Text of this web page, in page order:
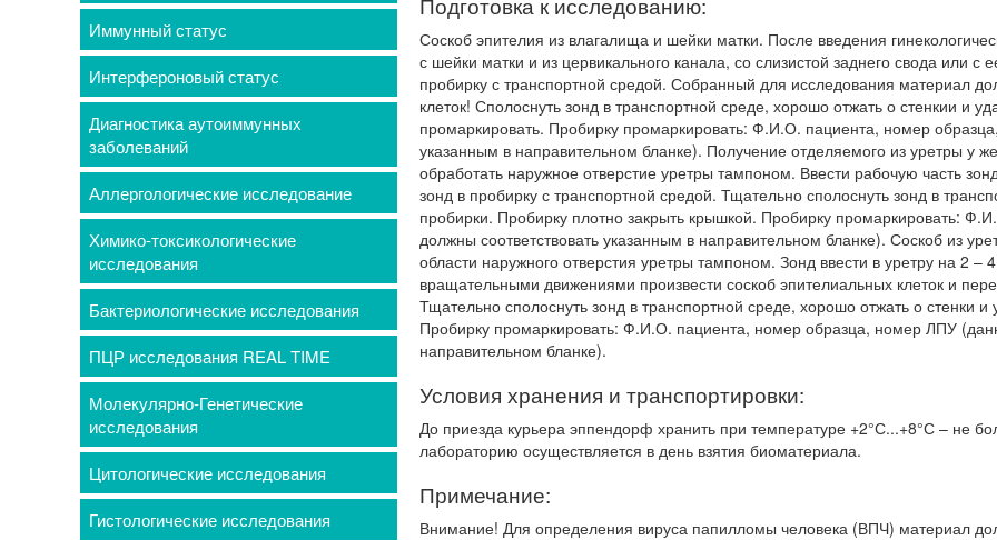
Иммунный статус
Интерфероновый статус
Диагностика аутоиммунных
заболеваний
Аллергологические исследование
Химико-токсикологические
исследования
Бактериологические исследования
ПЦР исследования REAL TIME
Молекулярно-Генетические
исследования
Цитологические исследования
Гистологические исследования
Соскоб эпителия из влагалища и шейки матки. После введения
с шейки матки и из цервикального канала, со слизистой заднего свода или с
пробирку с транспортной средой. Собранный для исследования материал
клеток! Сполоснуть зонд в транспортной среде, хорошо отжать о стенкии и
промаркировать. Пробирку промаркировать: Ф.И.О. пациента, номер
указанным в направительном бланке). Получение отделяемого из уретры у
обработать наружное отверстие уретры тампоном. Ввести рабочую часть
зонд в пробирку с транспортной средой. Тщательно сполоснуть зонд в
пробирки. Пробирку плотно закрыть крышкой. Пробирку промаркировать:
должны соответствовать указанным в направительном бланке). Соскоб из
области наружного отверстия уретры тампоном. Зонд ввести в уретру на 2 –
вращательными движениями произвести соскоб эпителиальных клеток и
Тщательно сполоснуть зонд в транспортной среде, хорошо отжать о стенки
Пробирку промаркировать: Ф.И.О. пациента, номер образца, номер ЛПУ
направительном бланке).
Условия хранения и транспортировки:
До приезда курьера эппендорф хранить при температуре +2°С...+8°С – не
лабораторию осуществляется в день взятия биоматериала.
Примечание:
Внимание! Для определения вируса папилломы человека (ВПЧ) материал